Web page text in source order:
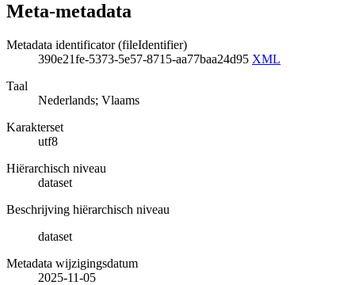
Meta-metadata
Metadata identificator (fileIdentifier)
390e21fe-5373-5e57-8715-aa77baa24d95 XML
Taal
Nederlands; Vlaams
Karakterset
utf8
Hiërarchisch niveau
dataset
Beschrijving hiërarchisch niveau
dataset
Metadata wijzigingsdatum
2025-11-05